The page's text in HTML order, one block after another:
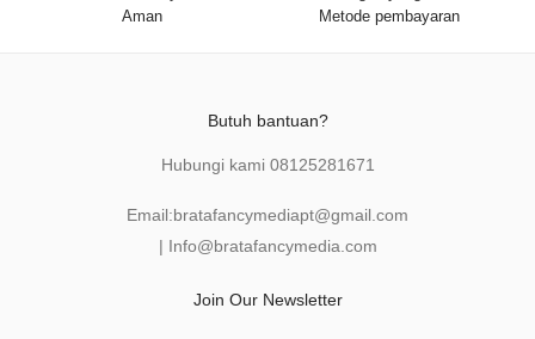
Aman
Metode pembayaran
Butuh bantuan?
Hubungi kami 08125281671
Email:bratafancymediapt@gmail.com
| Info@bratafancymedia.com
Join Our Newsletter